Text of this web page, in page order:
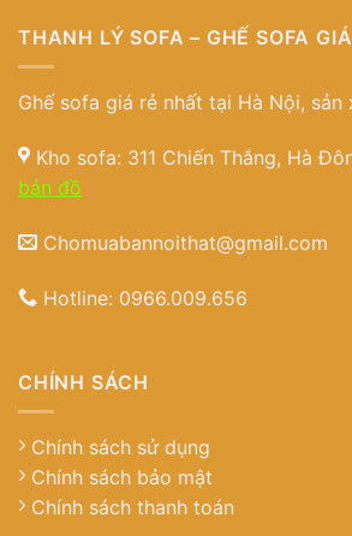
THANH LÝ SOFA – GHẾ SOFA
Ghế sofa giá rẻ nhất tại Hà Nội,
Kho sofa: 311 Chiến Thắng, Hà
bản đồ
Chomuabannoithat@gmail.com
Hotline: 0966.009.656
CHÍNH SÁCH
Chính sách sử dụng
Chính sách bảo mật
Chính sách thanh toán